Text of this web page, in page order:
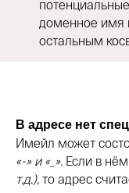
доменное имя
остальным
В адресе нет
Имейл может
«-» и «_». Если в
т.д.), то адрес